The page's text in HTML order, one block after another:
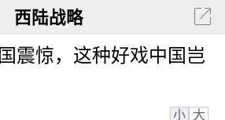
西陆战略
震惊，这种好戏中国岂
小 大